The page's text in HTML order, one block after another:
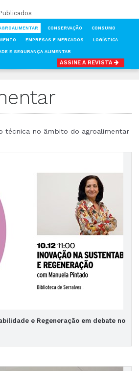
CONSERVAÇÃO CONSUMO
EMPRESAS E MERCADOS LOGÍSTICA
E SEGURANÇA ALIMENTAR
ASSINE A REVISTA
técnica no âmbito do agroalimentar
e Regeneração em debate no